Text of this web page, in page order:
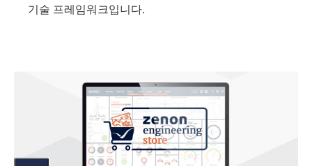
는 기술 프레임워크입니다.